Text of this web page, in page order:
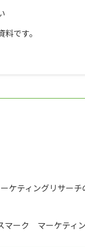
です。
ケティングリサー
マーク マーケティ